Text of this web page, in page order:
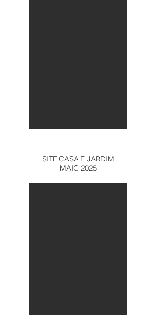
SITE CASA E JARDIM
MAIO 2025